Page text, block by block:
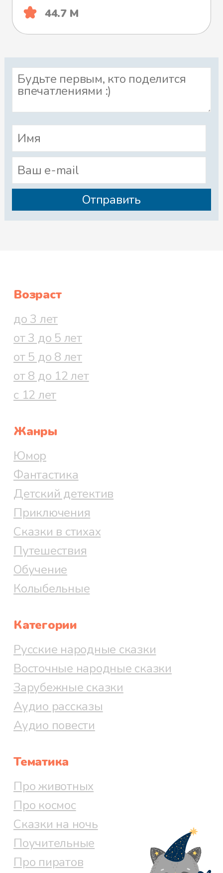
44.7 М
Возраст
до 3 лет
от 3 до 5 лет
от 5 до 8 лет
от 8 до 12 лет
с 12 лет
Жанры
Юмор
Фантастика
Детский детектив
Приключения
Сказки в стихах
Путешествия
Обучение
Колыбельные
Категории
Русские народные сказки
Восточные народные сказки
Зарубежные сказки
Аудио рассказы
Аудио повести
Тематика
Про животных
Про космос
Сказки на ночь
Поучительные
Про пиратов